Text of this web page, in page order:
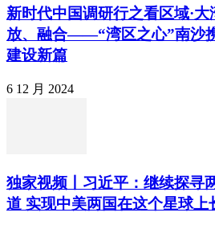
新时代中国调研行之看区域·
放、融合——“湾区之心”南沙
建设新篇
6 12 月 2024
独家视频丨习近平：继续探寻
道 实现中美两国在这个星球上